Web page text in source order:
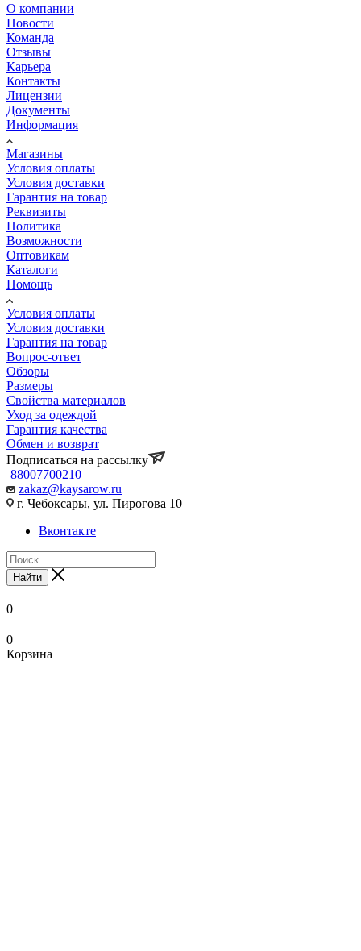
О компании
Новости
Команда
Отзывы
Карьера
Контакты
Лицензии
Документы
Информация
Магазины
Условия оплаты
Условия доставки
Гарантия на товар
Реквизиты
Политика
Возможности
Оптовикам
Каталоги
Помощь
Условия оплаты
Условия доставки
Гарантия на товар
Вопрос-ответ
Обзоры
Размеры
Свойства материалов
Уход за одеждой
Гарантия качества
Обмен и возврат
Подписаться на рассылку
88007700210
zakaz@kaysarow.ru
г. Чебоксары, ул. Пирогова 10
Вконтакте
Найти
0
0
Корзина